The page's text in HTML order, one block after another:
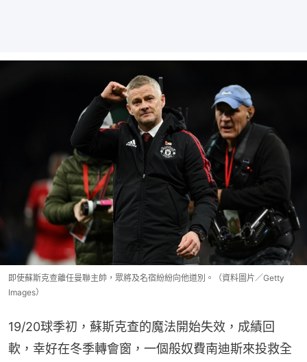
即使蘇斯克查離任曼聯主帥，眾將及名宿紛紛向他道別。（資料圖片／Getty
Images）
19/20球季初，蘇斯克查的魔法開始失效，成績回
軟，幸好在冬季轉會窗，一個般奴費南迪斯來投救全